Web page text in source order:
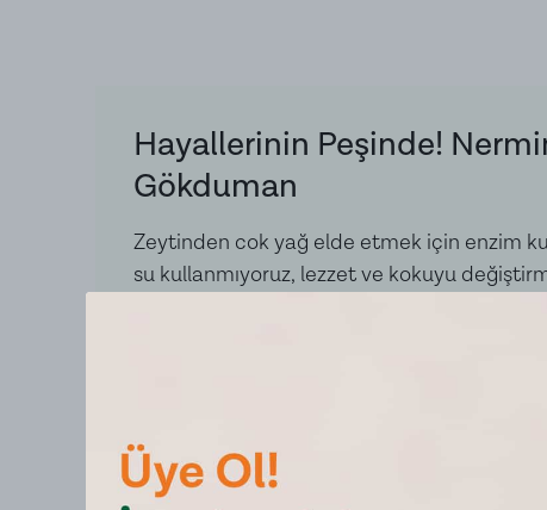
Hayallerinin Peşinde!
Gökduman
Zeytinden cok yağ elde etmek için enzim
su kullanmıyoruz, lezzet ve kokuyu
Zeytinleri olgunlaştırmak için kimyasal